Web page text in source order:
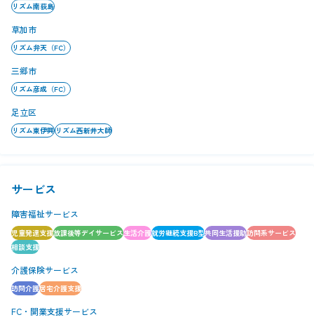
リズム南荻島
草加市
リズム弁天（FC）
三郷市
リズム彦成（FC）
足立区
リズム東伊興リズム西新井大師
サービス
障害福祉サービス
児童発達支援放課後等デイサービス生活介護就労継続支援B型共同生活援助訪問系サービス
相談支援
介護保険サービス
訪問介護居宅介護支援
FC・開業支援サービス